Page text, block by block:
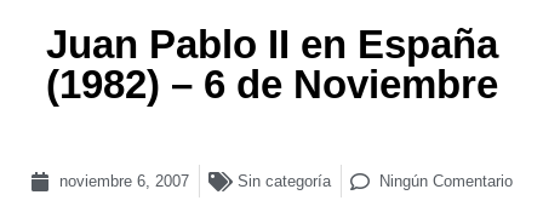
Juan Pablo II en España
(1982) – 6 de Noviembre
noviembre 6, 2007 Sin categoría Ningún Comentario